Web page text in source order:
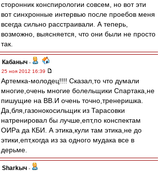
сторонник конспирологии совсем, но вот эти
вот синхронные интервью после проебов меня
всегда сильно расстраивали. А теперь,
возможно, выясняется, что они были не просто
так.
Кабаныч -
25 ноя 2012 16:39
Артемка-молодец!!!! Сказал,то что думали
многие,очень многие болельщики Спартака,не
пишущие на ВВ.И очень точно,тренеришка.
Да,бля,газонокосильщик из Тарасовки
натренировал бы лучше,епт,по конспектам
ОИРа да КБИ. А этика,кули там этика,не до
этики,епт,когда из за одного мудака все в
дерьме.
Sharkыч -